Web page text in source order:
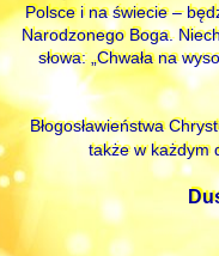
Polsce i na świecie –
Narodzonego Boga.
słowa: „Chwała na
Błogosławieństwa
także w każdym